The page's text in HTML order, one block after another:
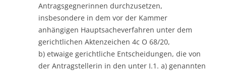
Antragsgegnerinnen durchzusetzen,
insbesondere in dem vor der Kammer
anhängigen Hauptsacheverfahren unter dem
gerichtlichen Aktenzeichen 4c O 68/20,
b) etwaige gerichtliche Entscheidungen, die von
der Antragstellerin in den unter I.1. a) genannten